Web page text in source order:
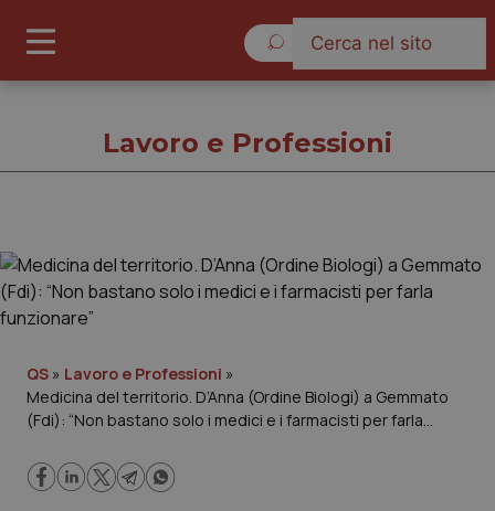
Cronache
Governo e Parlamento
Regioni e Asl
Lavoro e Professioni
Lavoro e Professioni
QS » Lavoro e Professioni »
Medicina del territorio. D’Anna (Ordine Biologi) a Gemmato
(Fdi): “Non bastano solo i medici e i farmacisti per farla